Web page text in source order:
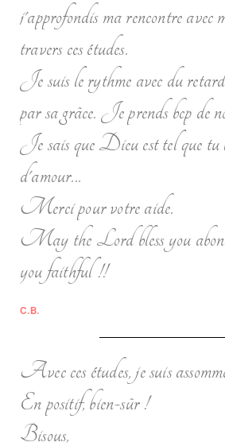
j'approfondis ma rencontre
travers ces études.
Je suis le rythme avec du
par sa grâce. Je prends bcp de
Je sais que Dieu est tel que tu
d'amour...
Merci pour votre aide.
May the Lord bless you
you faithful !!
C.B.
Avec ces études, je suis
En positif, bien-sûr !
Bisous,